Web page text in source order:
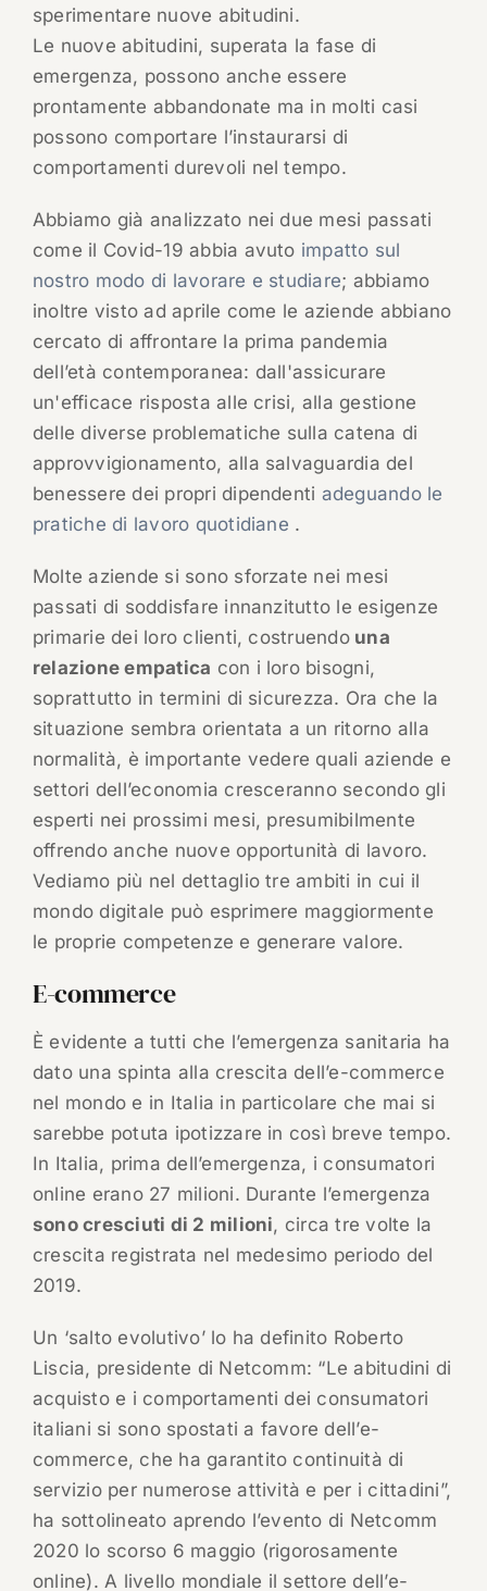
sperimentare nuove abitudini.
Le nuove abitudini, superata la fase di
emergenza, possono anche essere
prontamente abbandonate ma in molti casi
possono comportare l’instaurarsi di
comportamenti durevoli nel tempo.
Abbiamo già analizzato nei due mesi passati
come il Covid-19 abbia avuto impatto sul
nostro modo di lavorare e studiare; abbiamo
inoltre visto ad aprile come le aziende abbiano
cercato di affrontare la prima pandemia
dell’età contemporanea: dall'assicurare
un'efficace risposta alle crisi, alla gestione
delle diverse problematiche sulla catena di
approvvigionamento, alla salvaguardia del
benessere dei propri dipendenti adeguando le
pratiche di lavoro quotidiane .
Molte aziende si sono sforzate nei mesi
passati di soddisfare innanzitutto le esigenze
primarie dei loro clienti, costruendouna
relazione empatica con i loro bisogni,
soprattutto in termini di sicurezza. Ora che la
situazione sembra orientata a un ritorno alla
normalità, è importante vedere quali aziende e
settori dell’economia cresceranno secondo gli
esperti nei prossimi mesi, presumibilmente
offrendo anche nuove opportunità di lavoro.
Vediamo più nel dettaglio tre ambiti in cui il
mondo digitale può esprimere maggiormente
le proprie competenze e generare valore.
E-commerce
È evidente a tutti che l’emergenza sanitaria ha
dato una spinta alla crescita dell’e-commerce
nel mondo e in Italia in particolare che mai si
sarebbe potuta ipotizzare in così breve tempo.
In Italia, prima dell’emergenza, i consumatori
online erano 27 milioni. Durante l’emergenza
sono cresciuti di 2 milioni, circa tre volte la
crescita registrata nel medesimo periodo del
2019.
Un ‘salto evolutivo’ lo ha definito Roberto
Liscia, presidente di Netcomm: “Le abitudini di
acquisto e i comportamenti dei consumatori
italiani si sono spostati a favore dell’e-
commerce, che ha garantito continuità di
servizio per numerose attività e per i cittadini”,
ha sottolineato aprendo l’evento di Netcomm
2020 lo scorso 6 maggio (rigorosamente
online). A livello mondiale il settore dell’e-